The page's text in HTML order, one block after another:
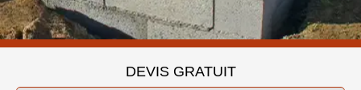
DEVIS GRATUIT